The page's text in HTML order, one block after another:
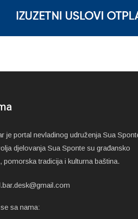
je portal nevladinog udruženja Sua
djelovanja Sua Sponte su građansko
pomorska tradicija i kulturna baština.
sa nama: